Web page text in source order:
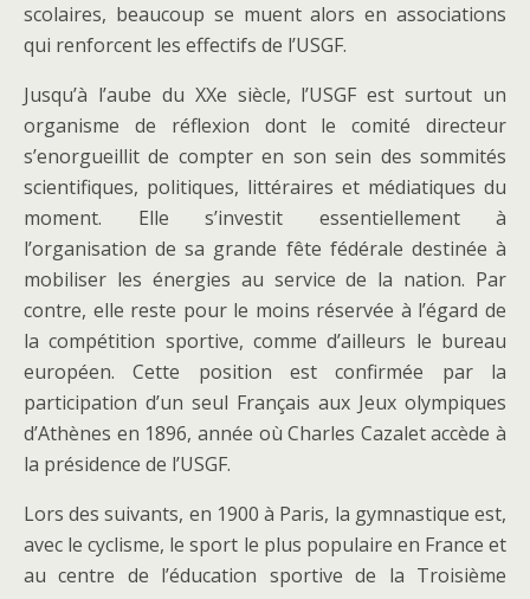
scolaires, beaucoup se muent alors en associations
qui renforcent les effectifs de l’USGF.
Jusqu’à l’aube du XXe siècle, l’USGF est surtout un
organisme de réflexion dont le comité directeur
s’enorgueillit de compter en son sein des sommités
scientifiques, politiques, littéraires et médiatiques du
moment. Elle s’investit essentiellement à
l’organisation de sa grande fête fédérale destinée à
mobiliser les énergies au service de la nation. Par
contre, elle reste pour le moins réservée à l’égard de
la compétition sportive, comme d’ailleurs le bureau
européen. Cette position est confirmée par la
participation d’un seul Français aux Jeux olympiques
d’Athènes en 1896, année où Charles Cazalet accède à
la présidence de l’USGF.
Lors des suivants, en 1900 à Paris, la gymnastique est,
avec le cyclisme, le sport le plus populaire en France et
au centre de l’éducation sportive de la Troisième